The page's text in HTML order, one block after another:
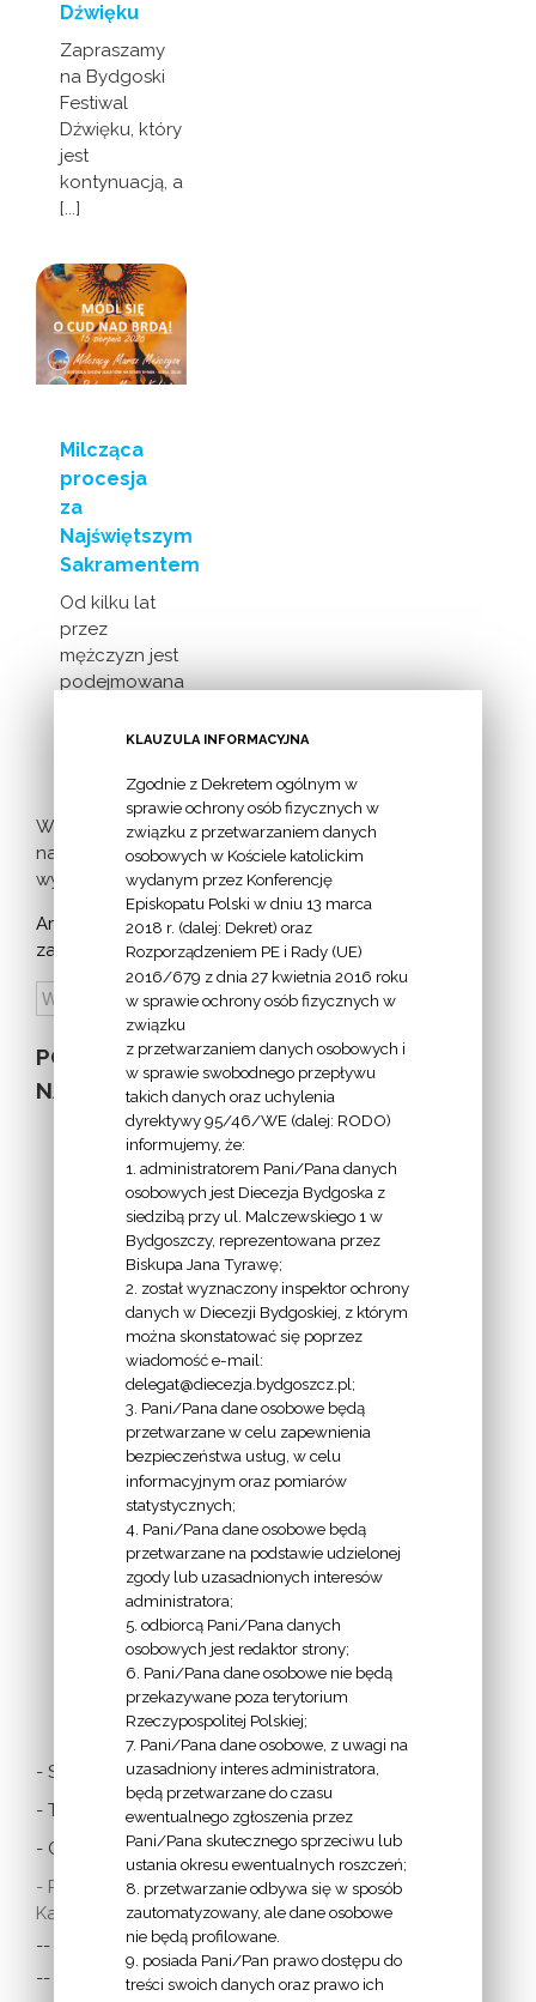
Dźwięku
Zapraszamy
na Bydgoski
Festiwal
Dźwięku, który
jest
kontynuacją, a
[...]
Milcząca
procesja
za
Najświętszym
Sakramentem
Od kilku lat
przez
mężczyzn jest
podejmowana
milczącej [...]
Więcej
nadchodzących
wydarzeń >
Archiwum
zapowiedzi:
POZOSTAŁE
NA STRONIE
INFORMACJE
Z
EKAI.PL:
INFORMACJE
EPISKOPATU
POLSKI:
LINKI
- Stolica Apostolska
- Twitter Papieża
- Czytania z dnia
- Polska Misja
Katolicka:
-- w Austrii
-- w Anglii i Walii
KLAUZULA INFORMACYJNA
Zgodnie z Dekretem ogólnym w
sprawie ochrony osób fizycznych w
związku z przetwarzaniem danych
osobowych w Kościele katolickim
wydanym przez Konferencję
Episkopatu Polski w dniu 13 marca
2018 r. (dalej: Dekret) oraz
Rozporządzeniem PE i Rady (UE)
2016/679 z dnia 27 kwietnia 2016 roku
w sprawie ochrony osób fizycznych w
związku
z przetwarzaniem danych osobowych i
w sprawie swobodnego przepływu
takich danych oraz uchylenia
dyrektywy 95/46/WE (dalej: RODO)
informujemy, że:
1. administratorem Pani/Pana danych
osobowych jest Diecezja Bydgoska z
siedzibą przy ul. Malczewskiego 1 w
Bydgoszczy, reprezentowana przez
Biskupa Jana Tyrawę;
2. został wyznaczony inspektor ochrony
danych w Diecezji Bydgoskiej, z którym
można skonstatować się poprzez
wiadomość e-mail:
delegat@diecezja.bydgoszcz.pl;
3. Pani/Pana dane osobowe będą
przetwarzane w celu zapewnienia
bezpieczeństwa usług, w celu
informacyjnym oraz pomiarów
statystycznych;
4. Pani/Pana dane osobowe będą
przetwarzane na podstawie udzielonej
zgody lub uzasadnionych interesów
administratora;
5. odbiorcą Pani/Pana danych
osobowych jest redaktor strony;
6. Pani/Pana dane osobowe nie będą
przekazywane poza terytorium
Rzeczypospolitej Polskiej;
7. Pani/Pana dane osobowe, z uwagi na
uzasadniony interes administratora,
będą przetwarzane do czasu
ewentualnego zgłoszenia przez
Pani/Pana skutecznego sprzeciwu lub
ustania okresu ewentualnych roszczeń;
8. przetwarzanie odbywa się w sposób
zautomatyzowany, ale dane osobowe
nie będą profilowane.
9. posiada Pani/Pan prawo dostępu do
treści swoich danych oraz prawo ich